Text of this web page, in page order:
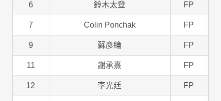
6 鈴木太登 FP
7 Colin Ponchak FP
9 蘇彥綸 FP
11 謝承熹 FP
12 李光廷 FP